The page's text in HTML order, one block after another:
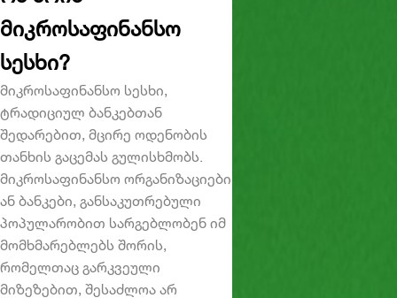
მიკროსაფინანსო
სესხი?
მიკროსაფინანსო სესხი,
ტრადიციულ ბანკებთან
შედარებით, მცირე ოდენობის
თანხის გაცემას გულისხმობს.
მიკროსაფინანსო ორგანიზაციები
ან ბანკები, განსაკუთრებული
პოპულარობით სარგებლობენ იმ
მომხმარებლებს შორის,
რომელთაც გარკვეული
მიზეზებით, შესაძლოა არ